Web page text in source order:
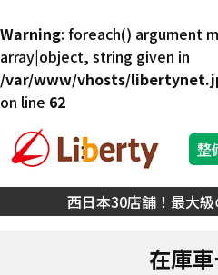
Warning: foreach() argument
array|object, string given in
/var/www/vhosts/
on line 62
西日本30店舗！最大
整
在庫